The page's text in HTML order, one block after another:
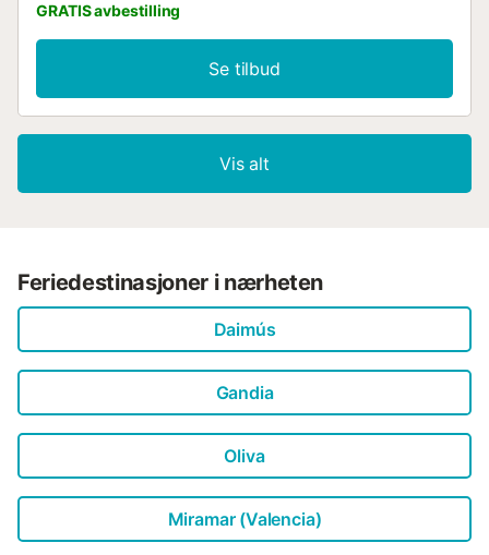
GRATIS avbestilling
Se tilbud
Vis alt
Feriedestinasjoner i nærheten
Daimús
Gandia
Oliva
Miramar (Valencia)